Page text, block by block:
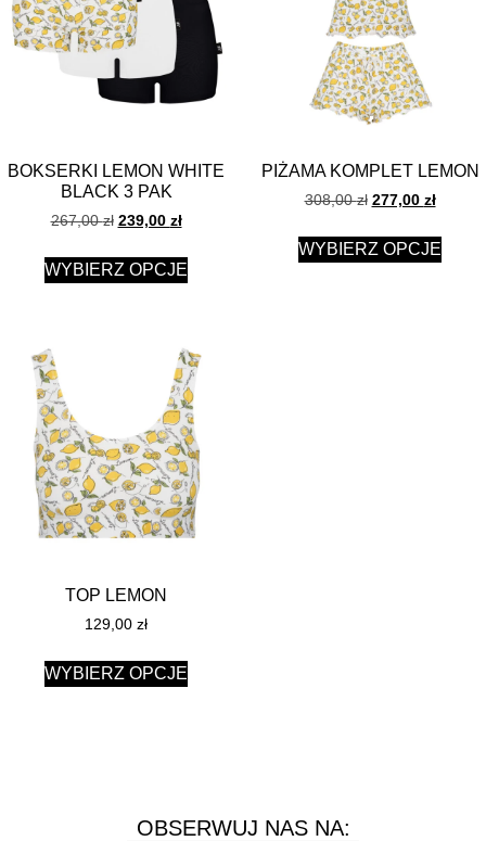
BOKSERKI LEMON WHITE
BLACK 3 PAK
267,00zł 239,00 zł
WYBIERZ OPCJE
PIŻAMA KOMPLET LEMON
308,00zł 277,00 zł
WYBIERZ OPCJE
TOP LEMON
129,00 zł
WYBIERZ OPCJE
OBSERWUJ NAS NA: